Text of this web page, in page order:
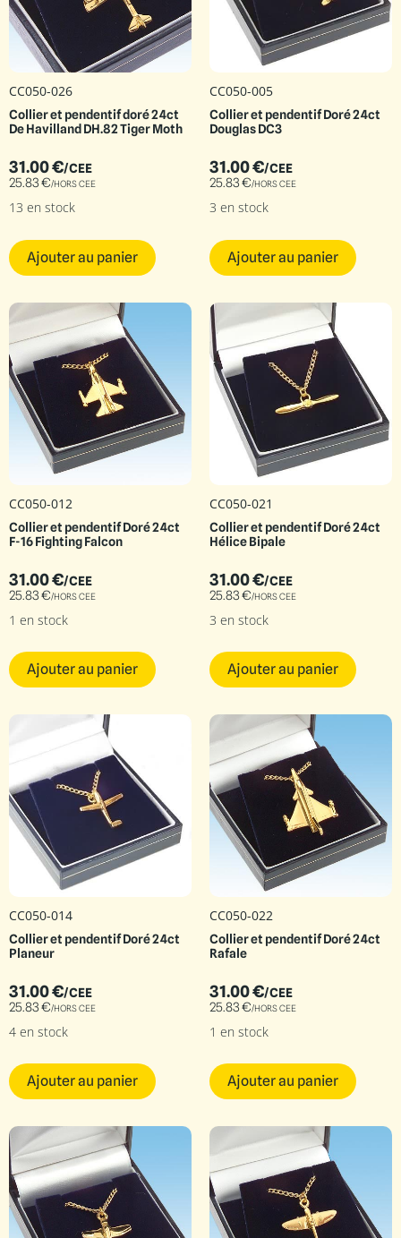
CC050-026
Collier et pendentif doré 24ct
De Havilland DH.82 Tiger Moth
31.00€/CEE
25.83€/HORS CEE
13 en stock
Ajouter au panier
CC050-005
Collier et pendentif Doré 24ct
Douglas DC3
31.00€/CEE
25.83€/HORS CEE
3 en stock
Ajouter au panier
CC050-012
Collier et pendentif Doré 24ct
F-16 Fighting Falcon
31.00€/CEE
25.83€/HORS CEE
1 en stock
Ajouter au panier
CC050-021
Collier et pendentif Doré 24ct
Hélice Bipale
31.00€/CEE
25.83€/HORS CEE
3 en stock
Ajouter au panier
CC050-014
Collier et pendentif Doré 24ct
Planeur
31.00€/CEE
25.83€/HORS CEE
4 en stock
Ajouter au panier
CC050-022
Collier et pendentif Doré 24ct
Rafale
31.00€/CEE
25.83€/HORS CEE
1 en stock
Ajouter au panier